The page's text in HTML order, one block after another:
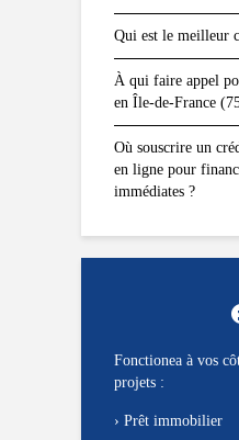
Qui est le meilleur
À qui faire appel
en Île-de-France
Où souscrire un
en ligne pour
immédiates ?
Fonctionea à vos
projets :
› Prêt immobilier